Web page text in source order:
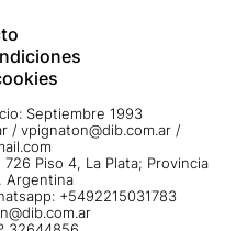
Septiembre 1993
/ vpignaton@dib.com.ar /
Piso 4, La Plata; Provincia
Argentina
+5492215031783